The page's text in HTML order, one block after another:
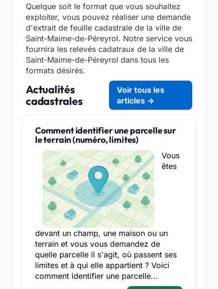
Quelque soit le format que vous souhaitez
exploiter, vous pouvez réaliser une demande
d'extrait de feuille cadastrale de la ville de
Saint-Maime-de-Péreyrol. Notre service vous
fournira les relevés cadatraux de la ville de
Saint-Maime-de-Péreyrol dans tous les
formats désirés.
Actualités
cadastrales
Voir tous les
articles →
Comment identifier une parcelle sur
le terrain (numéro, limites)
Vous
êtes
devant un champ, une maison ou un
terrain et vous vous demandez de
quelle parcelle il s'agit, où passent ses
limites et à qui elle appartient ? Voici
comment identifier une parcelle...